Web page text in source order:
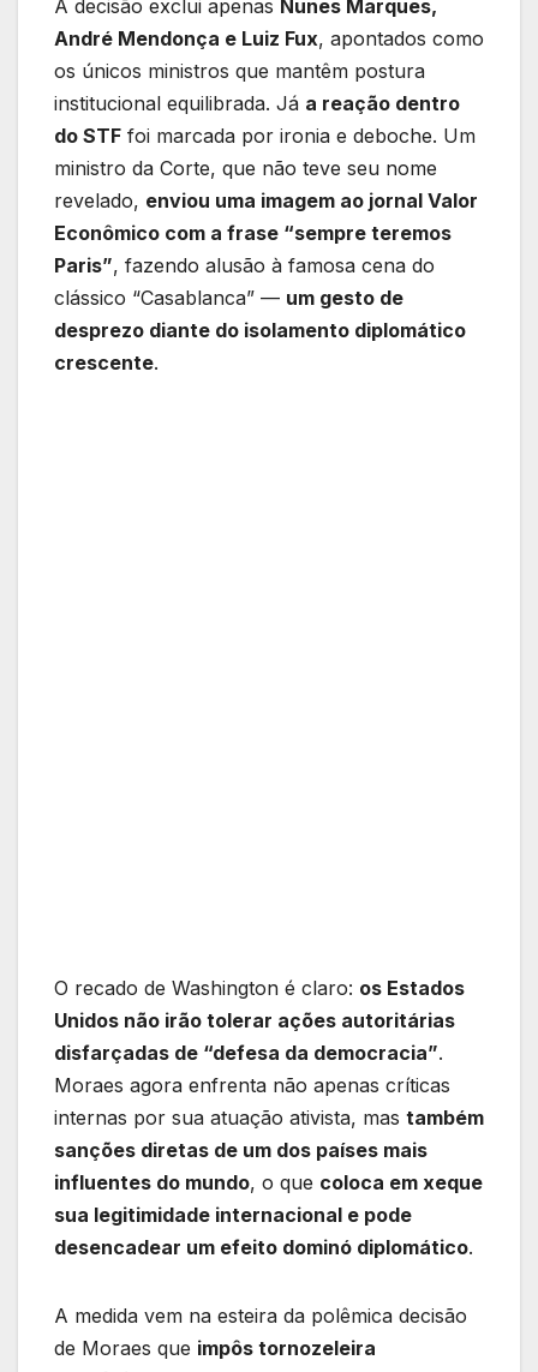
A decisão exclui apenas Nunes Marques,
André Mendonça e Luiz Fux, apontados como
os únicos ministros que mantêm postura
institucional equilibrada. Já a reação dentro
do STF foi marcada por ironia e deboche. Um
ministro da Corte, que não teve seu nome
revelado, enviou uma imagem ao jornal Valor
Econômico com a frase “sempre teremos
Paris”, fazendo alusão à famosa cena do
clássico “Casablanca” — um gesto de
desprezo diante do isolamento diplomático
crescente.
O recado de Washington é claro: os Estados
Unidos não irão tolerar ações autoritárias
disfarçadas de “defesa da democracia”.
Moraes agora enfrenta não apenas críticas
internas por sua atuação ativista, mas também
sanções diretas de um dos países mais
influentes do mundo, o que coloca em xeque
sua legitimidade internacional e pode
desencadear um efeito dominó diplomático.
A medida vem na esteira da polêmica decisão
de Moraes que impôs tornozeleira